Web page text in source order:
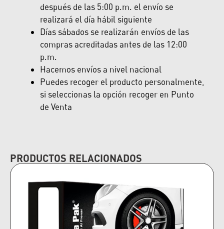
después de las 5:00 p.m. el envío se
realizará el día hábil siguiente
Días sábados se realizarán envíos de las
compras acreditadas antes de las 12:00
p.m.
Hacemos envíos a nivel nacional
Puedes recoger el producto personalmente,
si seleccionas la opción recoger en Punto
de Venta
PRODUCTOS RELACIONADOS